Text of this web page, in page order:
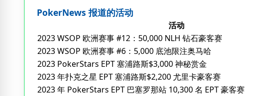
PokerNews 报道的活动
活动
2023 WSOP 欧洲赛事 #12：50,000 NLH 钻石豪客赛
2023 WSOP 欧洲赛事 #6：5,000 底池限注奥马哈
2023 PokerStars EPT 塞浦路斯$3,000 神秘赏金
2023 年扑克之星 EPT 塞浦路斯$2,200 尤里卡豪客赛
2023 年 PokerStars EPT 巴塞罗那站 10,300 名 EPT 豪客赛